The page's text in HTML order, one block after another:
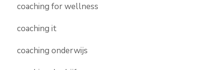
coaching for wellness
coaching it
coaching onderwijs